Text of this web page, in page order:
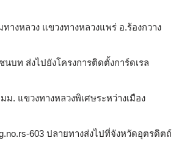
างหลวง แขวงทางหลวงแพร่ อ.ร้องกวาง
นบท ส่งไปยังโครงการติดตั้งการ์ดเรล
ม. แขวงทางหลวงพิเศษระหว่างเมือง
603 ปลายทางส่งไปที่จังหวัดอุตรดิตถ์